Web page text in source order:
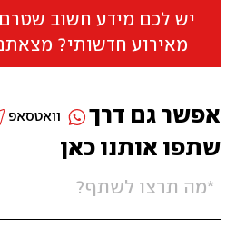
יש לכם מידע חשוב
מאירוע חדשותי?
שתפו אותנו כאן
אפשר גם דרך וואטסאפ